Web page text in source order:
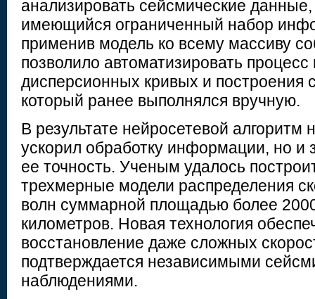
анализировать сейсмические
имеющийся ограниченный набор
применив модель ко всему массиву
позволило автоматизировать
дисперсионных кривых и построения
который ранее выполнялся вручную.
В результате нейросетевой алгоритм
ускорил обработку информации, но и
ее точность. Ученым удалось
трехмерные модели распределения
волн суммарной площадью более
километров. Новая технология
восстановление даже сложных
подтверждается независимыми
наблюдениями.